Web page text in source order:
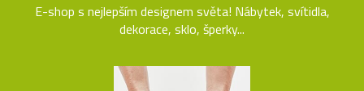
E-shop s nejlepším designem světa! Nábytek, svítidla,
dekorace, sklo, šperky...